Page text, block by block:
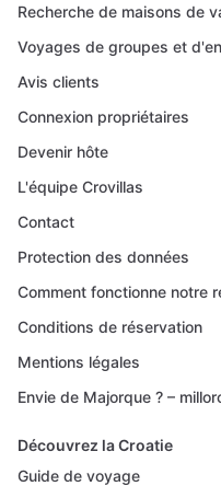
Recherche de maisons de
Voyages de groupes et
Avis clients
Connexion propriétaires
Devenir hôte
L'équipe Crovillas
Contact
Protection des données
Comment fonctionne notre
Conditions de réservation
Mentions légales
Envie de Majorque ? –
Découvrez la Croatie
Guide de voyage